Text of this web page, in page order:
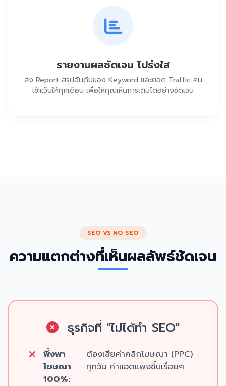
รายงานผลชัดเจน โปร่งใส
ส่ง Report สรุปอันดับของ Keyword และยอด Traffic คน
เข้าเว็บให้ทุกเดือน เพื่อให้คุณเห็นการเติบโตอย่างชัดเจน
SEO VS NO SEO
ความแตกต่างที่เห็นผลลัพธ์ชัดเจน
ธุรกิจที่ "ไม่ได้ทำ SEO"
พึ่งพา
โฆษณา
100%:
ต้องเสียค่าคลิกโฆษณา (PPC)
ทุกวัน ค่าแอดแพงขึ้นเรื่อยๆ